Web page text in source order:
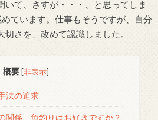
て、さすが・・・、と思ってしま
ています。仕事もそうですが、自分
さを、改めて認識しました。
概要 [非表示]
法の追求
関係、魚釣りはお好きですか？